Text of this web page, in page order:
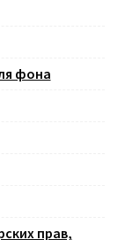
фона
прав,